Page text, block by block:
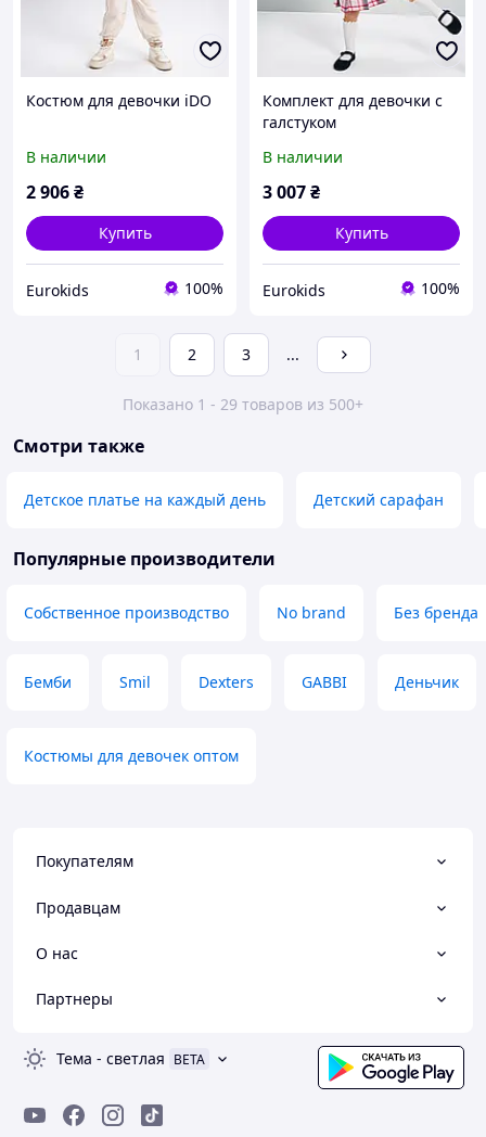
Костюм для девочки iDO
В наличии
2 906₴
Купить
Eurokids 100%
Комплект для девочки с
галстуком
В наличии
3 007₴
Купить
Eurokids 100%
1 2 3 ...
Показано 1 - 29 товаров из 500+
Смотри также
Детское платье на каждый день Детский сарафан
Популярные производители
Собственное производство No brand Без бренда
Бемби Smil Dexters GABBI Деньчик
Костюмы для девочек оптом
Покупателям
Продавцам
О нас
Партнеры
Тема - светлая BETA